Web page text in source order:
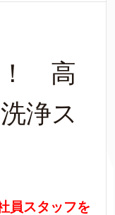
！ 高
浄ス
員スタッフを